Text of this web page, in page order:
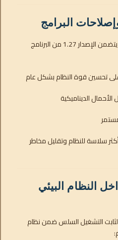
البرامج
بالإضافة إلى استعادة الاتصالات، يتضمن الإصدار 1.27 من البرنامج
على تحسين قوة النظام بشكل عام
الديناميكية
سلاسة للنظام وتقليل مخاطر
النظام البيئي
من البرنامج الثابت التشغيل السلس ضمن نظام